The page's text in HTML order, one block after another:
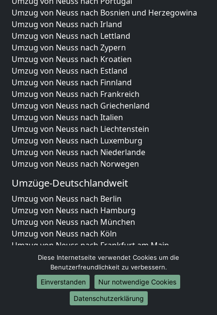
Umzug von Neuss nach Bosnien und Herzegowina
Umzug von Neuss nach Irland
Umzug von Neuss nach Lettland
Umzug von Neuss nach Zypern
Umzug von Neuss nach Kroatien
Umzug von Neuss nach Estland
Umzug von Neuss nach Finnland
Umzug von Neuss nach Frankreich
Umzug von Neuss nach Griechenland
Umzug von Neuss nach Italien
Umzug von Neuss nach Liechtenstein
Umzug von Neuss nach Luxemburg
Umzug von Neuss nach Niederlande
Umzug von Neuss nach Norwegen
Umzüge-Deutschlandweit
Umzug von Neuss nach Berlin
Umzug von Neuss nach Hamburg
Umzug von Neuss nach München
Umzug von Neuss nach Köln
Umzug von Neuss nach Frankfurt am Main
Umzug von Neuss nach Stuttgart
Umzug von Neuss nach Düsseldorf
Umzug von Neuss nach Leipzig
Umzug von Neuss nach Dortmund
Umzug von Neuss nach Essen
Diese Internetseite verwendet Cookies um die
Benutzerfreundlichkeit zu verbessern.
Einverstanden
Nur notwendige Cookies
Datenschutzerklärung